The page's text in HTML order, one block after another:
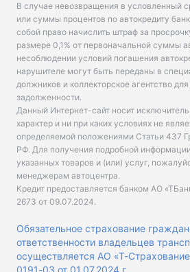
В случае невозвращения в условленный
или суммы процентов по автокредиту
собой право начислить штраф за
размере 0,1% от первоначальной суммы
несоблюдении условий погашения
нарушителе могут быть переданы в
должников и коллекторское агентство
задолженности.
Данный Интернет-сайт носит
характер и ни при каких условиях не
определяемой положениями Статьи 437
РФ. Для получения подробной
указанных товаров и (или) услуг,
менеджерам автоцентра.
Кредит предоставляется банком АО
2673 от 09.07.2024.
Обязательное страхование
ответственности владельцев
осуществляется АО «Т-
0191-03 от 01.07.2024 г.